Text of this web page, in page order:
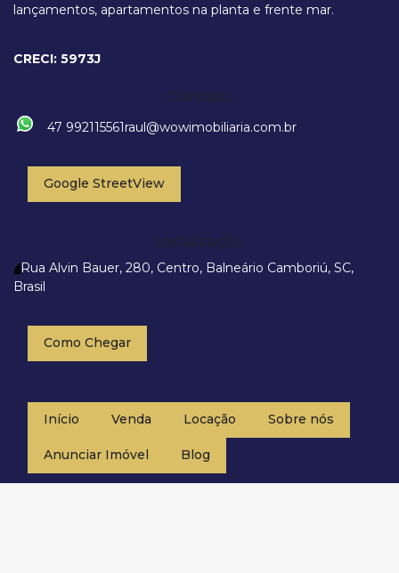
lançamentos, apartamentos na planta e frente mar.
CRECI: 5973J
Contato
47 992115561raul@wowimobiliaria.com.br
Google StreetView
Localização
Rua Alvin Bauer, 280, Centro, Balneário Camboriú, SC,
Brasil
Como Chegar
Início Venda Locação Sobre nós
Anunciar Imóvel Blog